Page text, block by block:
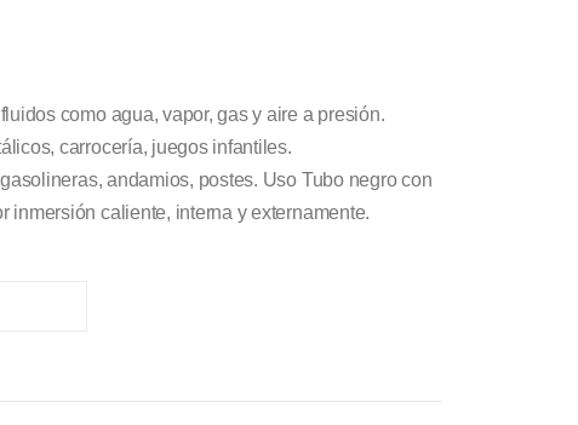
como agua, vapor, gas y aire a presión.
carrocería, juegos infantiles.
andamios, postes. Uso Tubo negro con
caliente, interna y externamente.